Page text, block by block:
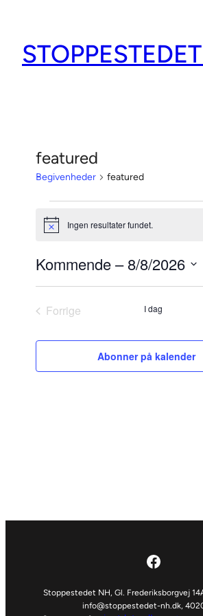
featured
Begivenheder featured
Begivenheder
Notice Ingen resultater fundet.
Kommende – 8/8/2026
Vælg
Forrige
I dag
Abonner på kalender
Stoppestedet NH, Gl. Frederiksborgvej
info@stoppestedet-nh.dk,